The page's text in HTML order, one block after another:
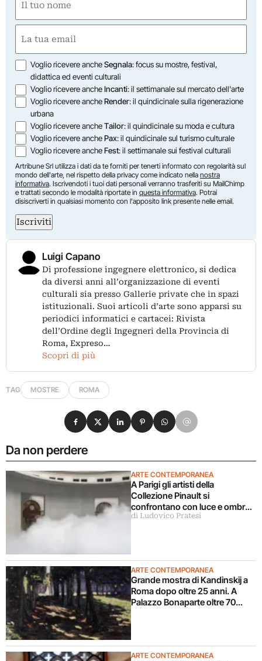
(Obbligatorio)
(Obbligatorio)
Opzioni
Voglio ricevere ancheSegnala: focus su mostre, festival,
didattica ed eventi culturali
Voglio ricevere ancheIncanti: il settimanale sul mercato dell'arte
Voglio ricevere ancheRender: il quindicinale sulla rigenerazione
urbana
Voglio ricevere ancheTailor: il quindicinale su moda e cultura
Voglio ricevere anchePax: il quindicinale sul turismo culturale
Voglio ricevere ancheFest: il settimanale sui festival culturali
Artribune Srl utilizza i dati da te forniti per tenerti informato con regolarità sul
mondo dell'arte, nel rispetto della privacy come indicato nella nostra
informativa. Iscrivendoti i tuoi dati personali verranno trasferiti su MailChimp
e trattati secondo le modalità riportate in questa informativa. Potrai
disiscriverti in qualsiasi momento con l'apposito link presente nelle email.
Iscriviti
Luigi Capano
Di professione ingegnere elettronico, si dedica
da diversi anni all’organizzazione di eventi
culturali sia presso Gallerie private che in spazi
istituzionali. Suoi articoli d’arte sono apparsi su
periodici informatici e cartacei: Rivista
dell’Ordine degli Ingegneri della Provincia di
Roma, Expreso…
Scopri di più
TAG MOSTRE ROMA
Da non perdere
ARTE CONTEMPORANEA
A Parigi gli artisti della
Collezione Pinault si
confrontano con luce e ombra
in una grande mostra
di Ludovico Pratesi
ARTE CONTEMPORANEA
Grande mostra di Kandinskij a
Roma dopo oltre 25 anni. A
Palazzo Bonaparte oltre 70
ARTE CONTEMPORANEA
Condividi su Facebook
Condividi su X
Condividi su LinkedIn
Condividi su Pinterest
Condividi su WhatsApp
Condividi su Email